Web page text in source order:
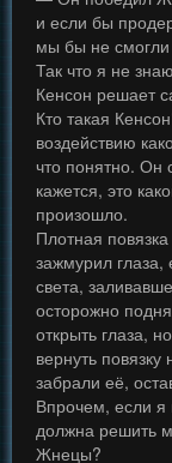
и если бы
мы бы не смогли
Так что я не
Кенсон решает
Кто такая
воздействию
что понятно. Он
кажется, это
произошло.
Плотная
зажмурил глаза,
света,
осторожно
открыть глаза,
вернуть
забрали её,
Впрочем, если я
должна решить
Жнецы?